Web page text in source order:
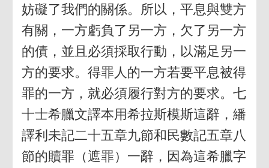
妨礙了我們的關係。所以，平息與雙方
有關，一方虧負了另一方，欠了另一方
的債，並且必須採取行動，以滿足另一
方的要求。得罪人的一方若要平息被得
罪的一方，就必須履行對方的要求。七
十士希臘文譯本用希拉斯模斯這辭，繙
譯利未記二十五章九節和民數記五章八
節的贖罪（遮罪）一辭，因為這希臘字